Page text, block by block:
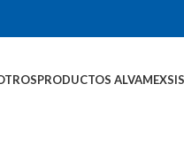
PRODUCTOS ALVAMEX